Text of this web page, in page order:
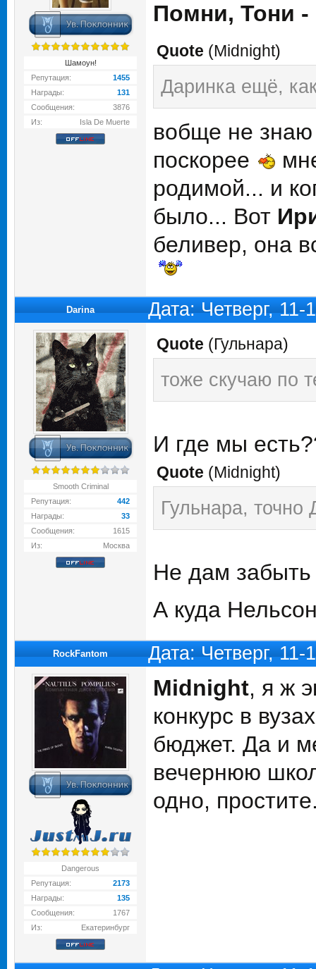
Шамоун!
Репутация:
1455
Награды:
131
Сообщения:
3876
Из:
Isla De Muerte
Помни, Тони -
Quote (Midnight)
Даринка ещё,
вобще не знаю
поскорее
родимой... и
было... Вот
беливер, она
Darina Дата: Четверг,
Smooth Criminal
Репутация:
442
Награды:
33
Сообщения:
1615
Из:
Москва
Quote (Гульнара)
тоже скучаю по
И где мы
Quote (Midnight)
Гульнара,
Не дам
А куда
RockFantom Дата: Четверг,
Dangerous
Репутация:
2173
Награды:
135
Сообщения:
1767
Из:
Екатеринбург
Midnight, я ж
конкурс в
бюджет. Да и
вечернюю
одно,